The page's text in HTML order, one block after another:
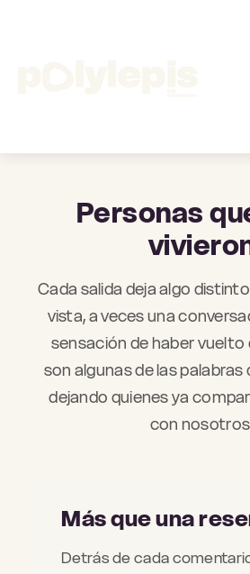
Personas
Cada salida deja algo
vista, a veces una
sensación de haber
son algunas de las
dejando quienes ya
con
Más que una
Detrás de cada